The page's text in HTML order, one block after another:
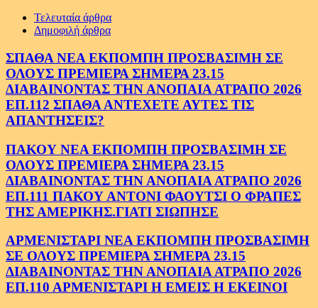
Τελευταία άρθρα
Δημοφιλή άρθρα
ΣΠΑΘΑ ΝΕΑ ΕΚΠΟΜΠΗ ΠΡΟΣΒΑΣΙΜΗ ΣΕ
ΟΛΟΥΣ ΠΡΕΜΙΕΡΑ ΣΗΜΕΡΑ 23.15
ΔΙΑΒΑΙΝΟΝΤΑΣ ΤΗΝ ΑΝΟΠΑΙΑ ΑΤΡΑΠΟ 2026
ΕΠ.112 ΣΠΑΘΑ ΑΝΤΕΧΕΤΕ ΑΥΤΕΣ ΤΙΣ
ΑΠΑΝΤΗΣΕΙΣ?
ΠΑΚΟΥ ΝΕΑ ΕΚΠΟΜΠΗ ΠΡΟΣΒΑΣΙΜΗ ΣΕ
ΟΛΟΥΣ ΠΡΕΜΙΕΡΑ ΣΗΜΕΡΑ 23.15
ΔΙΑΒΑΙΝΟΝΤΑΣ ΤΗΝ ΑΝΟΠΑΙΑ ΑΤΡΑΠΟ 2026
ΕΠ.111 ΠΑΚΟΥ ΑΝΤΟΝΙ ΦΑΟΥΤΣΙ Ο ΦΡΑΠΕΣ
ΤΗΣ ΑΜΕΡΙΚΗΣ.ΓΙΑΤΙ ΣΙΩΠΗΣΕ
ΑΡΜΕΝΙΣΤΑΡΙ ΝΕΑ ΕΚΠΟΜΠΗ ΠΡΟΣΒΑΣΙΜΗ
ΣΕ ΟΛΟΥΣ ΠΡΕΜΙΕΡΑ ΣΗΜΕΡΑ 23.15
ΔΙΑΒΑΙΝΟΝΤΑΣ ΤΗΝ ΑΝΟΠΑΙΑ ΑΤΡΑΠΟ 2026
ΕΠ.110 ΑΡΜΕΝΙΣΤΑΡΙ Η ΕΜΕΙΣ Η ΕΚΕΙΝΟΙ